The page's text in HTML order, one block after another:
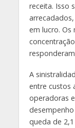
receita. Isso
em lucro.
A
entre custos
operadoras
queda de